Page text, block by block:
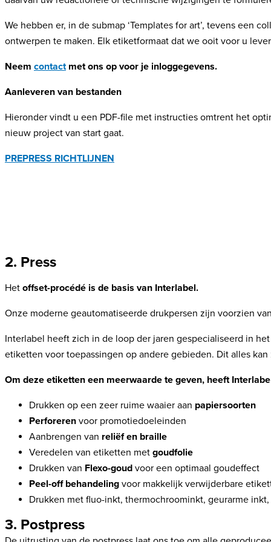
We hebben er, in de submap ‘Templates for art’, tevens een
ontwerpen te maken. Elk etiketformaat dat we ooit voor u
Neem contactmet ons op voor je inloggegevens.
Aanleveren van bestanden
Hieronder vindt u een PDF-file met instructies omtrent het
nieuw project van start gaat.
PREPRESS RICHTLIJNEN
2. Press
Het offset-procédé is de basis van Interlabel.
Onze moderne geautomatiseerde drukpersen zijn voorzien
Interlabel heeft zich in de loop der jaren gespecialiseerd in
etiketten voor toepassingen op andere gebieden. Dit alles
Om deze etiketten een meerwaarde te geven, heeft
Drukken op een zeer ruime waaier aan papiersoorten
Perforeren voor promotiedoeleinden
Aanbrengen van reliëf en braille
Veredelen van etiketten met goudfolie
Drukken van Flexo-goud voor een optimaal goudeffect
Peel-off behandeling voor makkelijk verwijderbare
Drukken met fluo-inkt, thermochroominkt, geurarme
3. Postpress